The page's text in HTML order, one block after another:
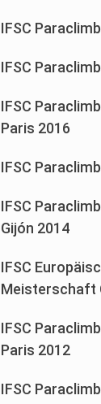
IFSC
IFSC
IFSC
Paris 2016
IFSC
IFSC
Gijón 2014
IFSC
Meisterschaft
IFSC
Paris 2012
IFSC